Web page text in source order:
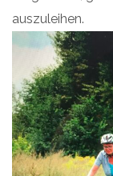
auszuleihen.